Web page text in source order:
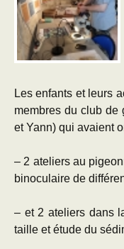
Les enfants et leurs
membres du club de
et Yann) qui avaient
– 2 ateliers au
binoculaire de
– et 2 ateliers dans
taille et étude du